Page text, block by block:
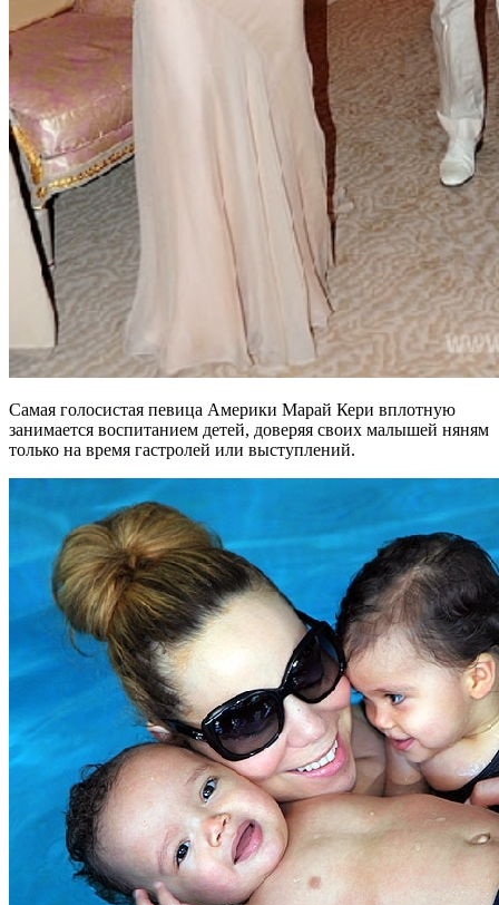
Самая голосистая певица Америки Марай Кери вплотную
занимается воспитанием детей, доверяя своих малышей няням
только на время гастролей или выступлений.